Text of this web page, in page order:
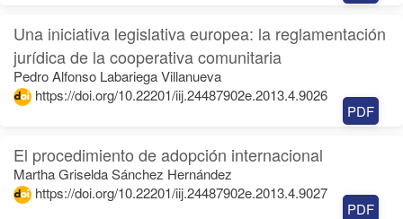
Una iniciativa legislativa europea: la reglamentación
jurídica de la cooperativa comunitaria
Pedro Alfonso Labariega Villanueva
https://doi.org/10.22201/iij.24487902e.2013.4.9026
PDF
El procedimiento de adopción internacional
Martha Griselda Sánchez Hernández
https://doi.org/10.22201/iij.24487902e.2013.4.9027
PDF